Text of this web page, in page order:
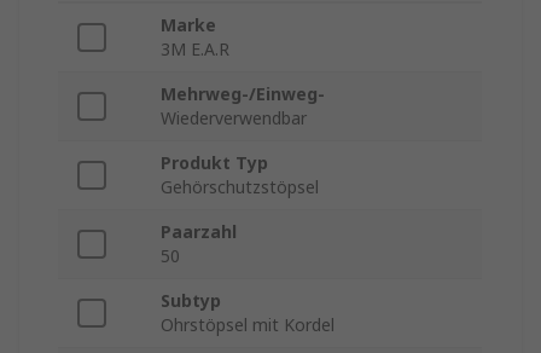
Marke
3M E.A.R
Mehrweg-/Einweg-
Wiederverwendbar
Produkt Typ
Gehörschutzstöpsel
Paarzahl
50
Subtyp
Ohrstöpsel mit Kordel